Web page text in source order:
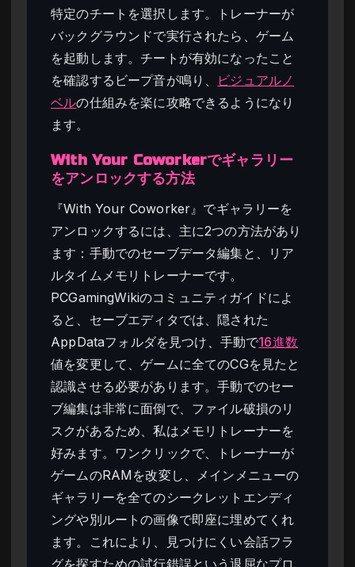
特定のチートを選択します。トレーナーが
バックグラウンドで実行されたら、ゲーム
を起動します。チートが有効になったこと
を確認するビープ音が鳴り、
ビジュアルノ
ベルの仕組みを楽に攻略できるようになり
ます。
With Your Coworkerでギャラリー
をアンロックする方法
『With Your Coworker』でギャラリーを
アンロックするには、主に2つの方法があり
ます：手動でのセーブデータ編集と、リア
ルタイムメモリトレーナーです。
PCGamingWikiのコミュニティガイドによ
ると、セーブエディタでは、隠された
AppDataフォルダを見つけ、手動で16進数
値を変更して、ゲームに全てのCGを見たと
認識させる必要があります。手動でのセー
ブ編集は非常に面倒で、ファイル破損のリ
スクがあるため、私はメモリトレーナーを
好みます。ワンクリックで、トレーナーが
ゲームのRAMを改変し、メインメニューの
ギャラリーを全てのシークレットエンディ
ングや別ルートの画像で即座に埋めてくれ
ます。これにより、見つけにくい会話フラ
グを探すための試行錯誤という退屈なプロ